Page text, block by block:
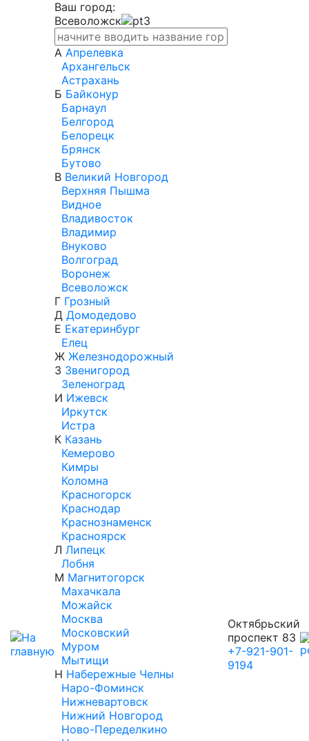
Ваш город:
Всеволожск
А Апрелевка
Архангельск
Астрахань
Б Байконур
Барнаул
Белгород
Белорецк
Брянск
Бутово
В Великий Новгород
Верхняя Пышма
Видное
Владивосток
Владимир
Внуково
Волгоград
Воронеж
Всеволожск
Г Грозный
Д Домодедово
Е Екатеринбург
Елец
Ж Железнодорожный
З Звенигород
Зеленоград
И Ижевск
Иркутск
Истра
К Казань
Кемерово
Кимры
Коломна
Красногорск
Краснодар
Краснознаменск
Красноярск
Л Липецк
Лобня
М Магнитогорск
Махачкала
Можайск
Москва
Московский
Муром
Мытищи
Н Набережные Челны
Наро-Фоминск
Нижневартовск
Нижний Новгород
Ново-Переделкино
Октябрьский
проспект 83
+7-921-901-
9194